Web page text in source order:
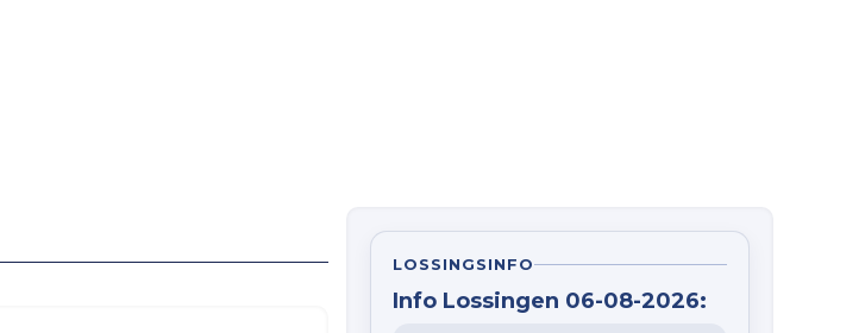
LOSSINGSINFO
Info Lossingen 06-08-2026: